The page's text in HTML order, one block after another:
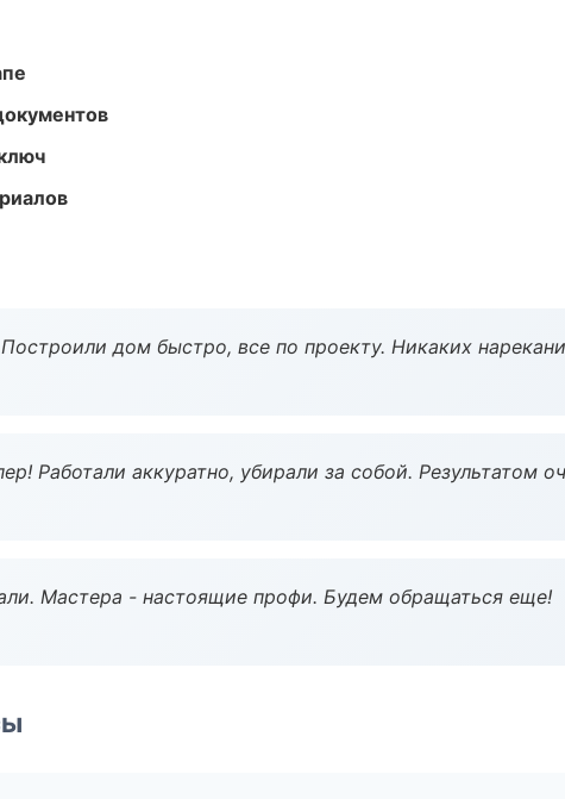
дом быстро, все по проекту. Никаких
Работали аккуратно, убирали за собой. Результатом
Мастера - настоящие профи. Будем обращаться еще!